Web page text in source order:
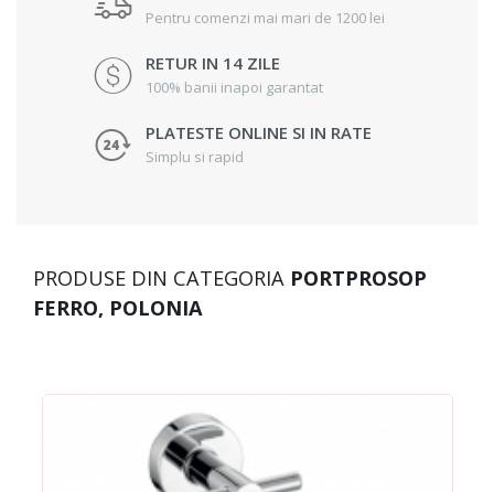
Pentru comenzi mai mari de 1200 lei
RETUR IN 14 ZILE
100% banii inapoi garantat
PLATESTE ONLINE SI IN RATE
Simplu si rapid
PRODUSE DIN CATEGORIA PORTPROSOP
FERRO, POLONIA